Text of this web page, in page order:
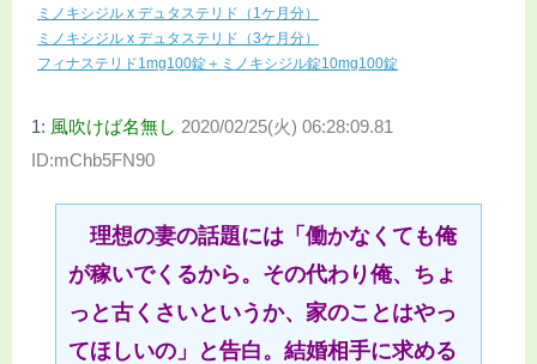
ミノキシジル x デュタステリド（1ケ月分）
ミノキシジル x デュタステリド（3ケ月分）
フィナステリド1mg100錠＋ミノキシジル錠10mg100錠
1: 風吹けば名無し 2020/02/25(火) 06:28:09.81
ID:mChb5FN90
理想の妻の話題には「働かなくても俺
が稼いでくるから。その代わり俺、ちょ
っと古くさいというか、家のことはやっ
てほしいの」と告白。結婚相手に求める